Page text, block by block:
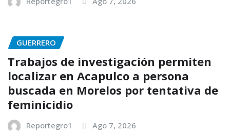
GUERRERO
Trabajos de investigación permiten
localizar en Acapulco a persona
buscada en Morelos por tentativa de
feminicidio
Reportegro1 Ago 7, 2026